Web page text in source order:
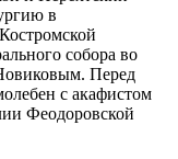
в
собора во
Перед
с акафистом
Феодоровской